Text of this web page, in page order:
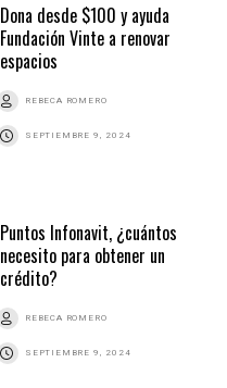
Dona desde $100 y ayuda
Fundación Vinte a renovar
espacios
REBECA ROMERO
SEPTIEMBRE 9, 2024
Puntos Infonavit, ¿cuántos
necesito para obtener un
crédito?
REBECA ROMERO
SEPTIEMBRE 9, 2024